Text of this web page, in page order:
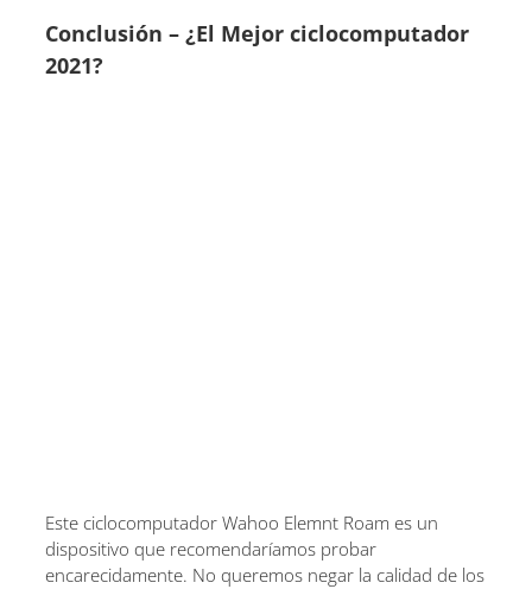
Conclusión – ¿El Mejor ciclocomputador
2021?
Este ciclocomputador Wahoo Elemnt Roam es un
dispositivo que recomendaríamos probar
encarecidamente. No queremos negar la calidad de los